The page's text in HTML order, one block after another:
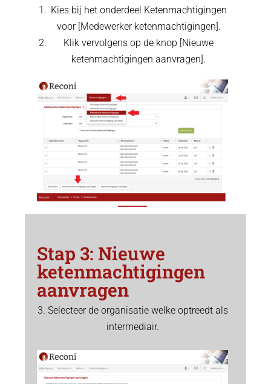
Kies bij het onderdeel Ketenmachtigingen
voor [Medewerker ketenmachtigingen].
Klik vervolgens op de knop [Nieuwe
ketenmachtigingen aanvragen].
Stap 3: Nieuwe
ketenmachtigingen
aanvragen
3. Selecteer de organisatie welke optreedt als
intermediair.